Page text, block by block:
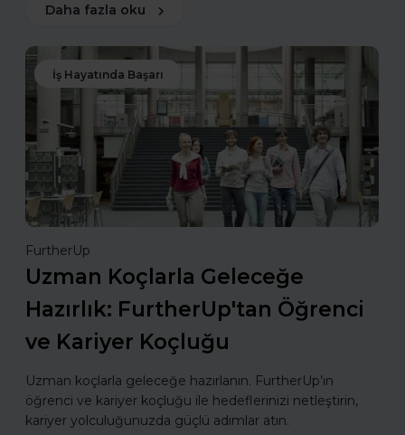
Daha fazla oku
İş Hayatında Başarı
FurtherUp
Uzman Koçlarla Geleceğe
Hazırlık: FurtherUp'tan Öğrenci
ve Kariyer Koçluğu
Uzman koçlarla geleceğe hazırlanın. FurtherUp’ın
öğrenci ve kariyer koçluğu ile hedeflerinizi netleştirin,
kariyer yolculuğunuzda güçlü adımlar atın.